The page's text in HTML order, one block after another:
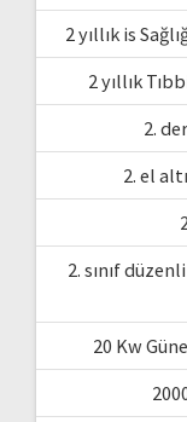
2 yıllık is
2 yıllık
2.
2. el
2. sınıf
20 Kw